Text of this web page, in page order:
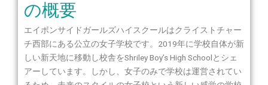
の概要
エイボンサイドガールズハイスクールはクライストチャー
チ西部にある公立の女子学校です。2019年に学校自体が新
しい新天地に移動し校舎をShriley Boy’s High Schoolとシェ
アーしています。しかし、女子のみで学校は運営されてい